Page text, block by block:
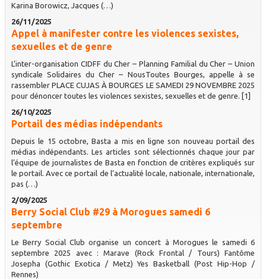
Karina Borowicz, Jacques (…)
26/11/2025
Appel à manifester contre les violences sexistes,
sexuelles et de genre
L’inter-organisation CIDFF du Cher – Planning Familial du Cher – Union
syndicale Solidaires du Cher – NousToutes Bourges, appelle à se
rassembler PLACE CUJAS À BOURGES LE SAMEDI 29 NOVEMBRE 2025
pour dénoncer toutes les violences sexistes, sexuelles et de genre. [1]
26/10/2025
Portail des médias indépendants
Depuis le 15 octobre, Basta a mis en ligne son nouveau portail des
médias indépendants. Les articles sont sélectionnés chaque jour par
l’équipe de journalistes de Basta en fonction de critères expliqués sur
le portail. Avec ce portail de l’actualité locale, nationale, internationale,
pas (…)
2/09/2025
Berry Social Club #29 à Morogues samedi 6
septembre
Le Berry Social Club organise un concert à Morogues le samedi 6
septembre 2025 avec : Marave (Rock Frontal / Tours) Fantôme
Josepha (Gothic Exotica / Metz) Yes Basketball (Post Hip-Hop /
Rennes)